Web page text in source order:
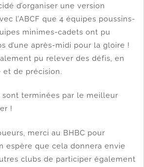
d’organiser une version
l’ABCF que 4 équipes poussins-
minimes-cadets ont pu
d’une après-midi pour la gloire !
pu relever des défis, en
et de précision.
sont terminées par le meilleur
!
merci au BHBC pour
espère que cela donnera envie
clubs de participer également